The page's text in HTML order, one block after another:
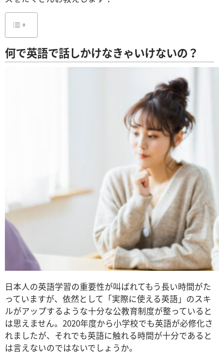
何で英語で話しかけなきゃいけないの？
日本人の英語学習の重要性が叫ばれてもう長い時間がた
っていますが、依然として「実際に使える英語」のスキ
ルがアップするような十分な公教育制度が整っていると
は思えません。2020年度から小学校でも英語が必修化さ
れましたが、それでも英語に触れる時間が十分であると
は言えないのではないでしょうか。